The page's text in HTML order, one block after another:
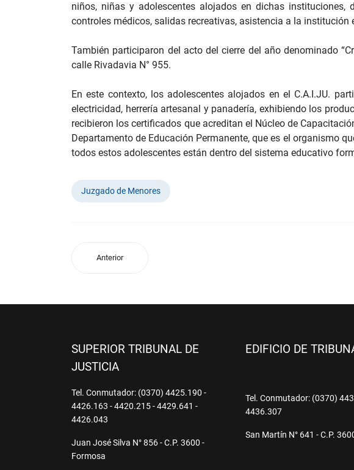
niños, niñas y adolescentes alojados en dichas
controles médicos, salidas recreativas, asistencia a la
También participaron del acto del cierre del año denominado
calle Rivadavia N° 955.
En este contexto, los adolescentes alojados en el C.A.I.JU.
electricidad, herrería artesanal y panadería, exhibiendo los
recibieron los certificados que acreditan el Núcleo de
Departamento de Educación Permanente, que es el organismo
todos estos adolescentes están dentro del sistema educativo
Juzgado de Menores
Anterior
SUPERIOR TRIBUNAL DE
JUSTICIA
Tel. Conmutador: (0370) 4425.190 -
4426.163 - 4420.215 - 4429.641 -
4426.043
Juan José Silva N° 856 - C.P. 3600 -
Formosa
EDIFICIO DE
Tel. Conmutador: (0370)
4436.307
San Martín N° 641 - C.P.